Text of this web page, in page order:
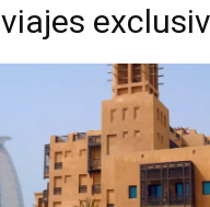
viajes